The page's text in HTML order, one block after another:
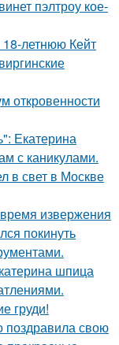
пэлтроу кое-
летнюю Кейт
откровенности
Екатерина
с каникулами.
в свет в Москве
извержения
покинуть
шпица
груди!
поздравила свою